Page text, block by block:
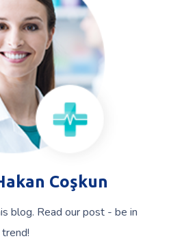
Coşkun
blog. Read our post - be in
trend!